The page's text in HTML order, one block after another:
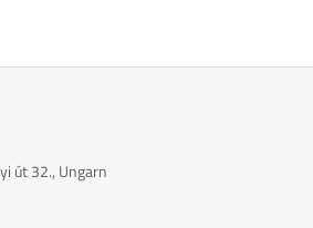
út 32., Ungarn